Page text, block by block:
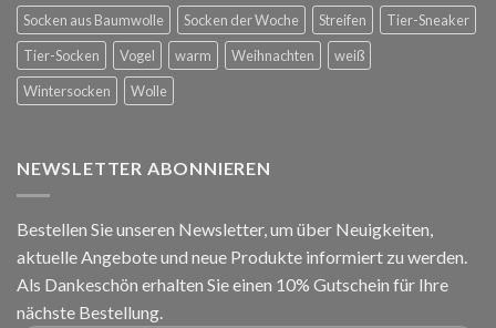
Socken aus Baumwolle
Socken der Woche Streifen
Tier-Sneaker
Tier-Socken
Vogel warm Weihnachten
weiß
Wintersocken
Wolle
NEWSLETTER ABONNIEREN
Bestellen Sie unseren Newsletter, um über Neuigkeiten,
aktuelle Angebote und neue Produkte informiert zu werden.
Als Dankeschön erhalten Sie einen 10% Gutschein für Ihre
nächste Bestellung.